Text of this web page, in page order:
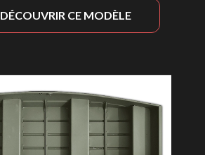
DÉCOUVRIR CE MODÈLE